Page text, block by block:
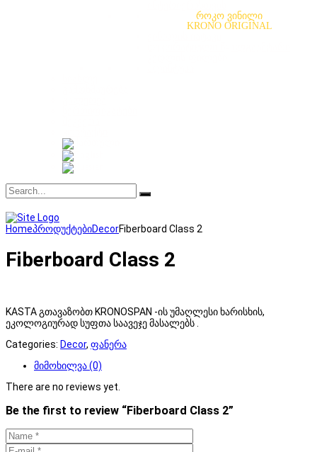
როკო ვინილი
KRONO ORIGINAL
HomeპროდუქტებიDecorFiberboard Class 2
Fiberboard Class 2
KASTA გთავაზობთ KRONOSPAN -ის უმაღლესი ხარისხის,
ეკოლოგიურად სუფთა საავეჯე მასალებს .
Categories: Decor, ფანერა
მიმოხილვა (0)
There are no reviews yet.
Be the first to review “Fiberboard Class 2”